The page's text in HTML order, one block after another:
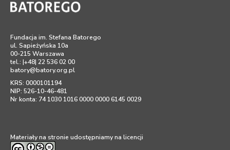
Fundacja im. Stefana Batorego
ul. Sapieżyńska 10a
00-215 Warszawa
tel.: |+48| 22 536 02 00
batory@batory.org.pl
KRS: 0000101194
NIP: 526-10-46-481
Nr konta: 74 1030 1016 0000 0000 6145 0029
Materiały na stronie udostępniamy na licencji